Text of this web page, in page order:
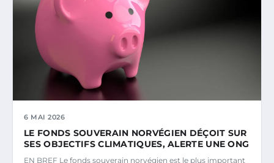
6 MAI 2026
LE FONDS SOUVERAIN NORVÉGIEN DÉÇOIT SUR
SES OBJECTIFS CLIMATIQUES, ALERTE UNE ONG
EN BREF Le fonds souverain norvégien est le plus important